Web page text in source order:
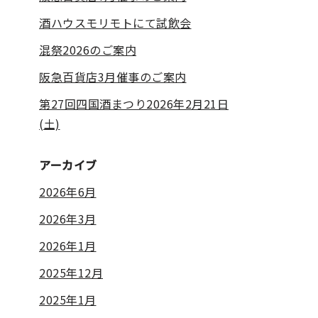
酒ハウスモリモトにて試飲会
混祭2026のご案内
阪急百貨店3月催事のご案内
第27回四国酒まつり2026年2月21日
(土)
アーカイブ
2026年6月
2026年3月
2026年1月
2025年12月
2025年1月